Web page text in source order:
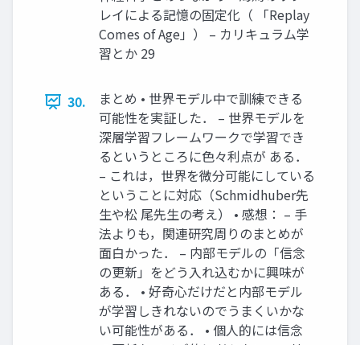
レイによる記憶の固定化（ 「Replay
Comes of Age」） – カリキュラム学
習とか 29
30.
まとめ • 世界モデル中で訓練できる
可能性を実証した． – 世界モデルを
深層学習フレームワークで学習でき
るというところに色々利点が ある．
– これは，世界を微分可能にしている
ということに対応（Schmidhuber先
生や松 尾先生の考え） • 感想： – 手
法よりも，関連研究周りのまとめが
面白かった． – 内部モデルの「信念
の更新」をどう入れ込むかに興味が
ある． • 好奇心だけだと内部モデル
が学習しきれないのでうまくいかな
い可能性がある． • 個人的には信念